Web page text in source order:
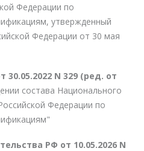
Федерации по
утвержденный
Федерации от 30 мая
N 329 (ред. от
состава Национального
Федерации по
РФ от 10.05.2026 N